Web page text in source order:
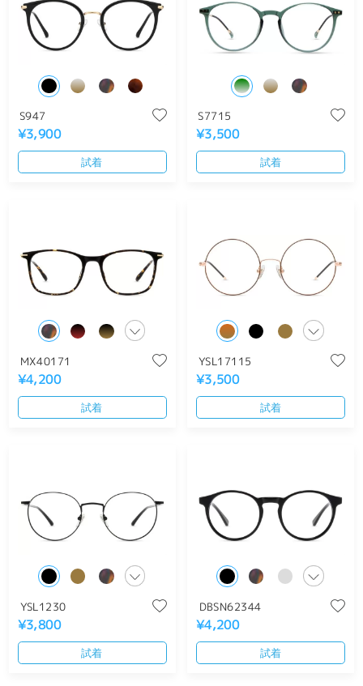
S947
¥3,900
試着
S7715
¥3,500
試着
MX40171
¥4,200
試着
YSL17115
¥3,500
試着
YSL1230
¥3,800
試着
DBSN62344
¥4,200
試着